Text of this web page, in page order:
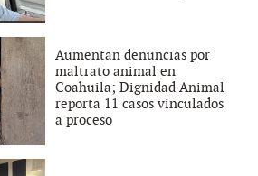
Aumentan denuncias por
maltrato animal en
Coahuila; Dignidad Animal
reporta 11 casos vinculados
a proceso